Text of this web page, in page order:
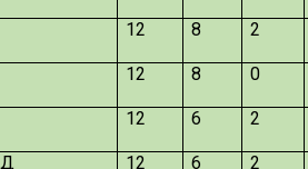
12 8 2
12 8 0
12 6 2
Д 12 6 2